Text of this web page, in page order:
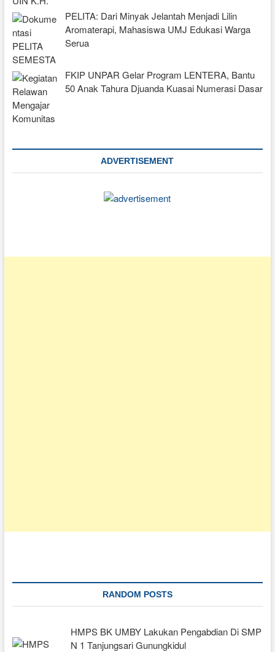
PELITA: Dari Minyak Jelantah Menjadi Lilin
Aromaterapi, Mahasiswa UMJ Edukasi Warga
Serua
FKIP UNPAR Gelar Program LENTERA, Bantu
50 Anak Tahura Djuanda Kuasai Numerasi Dasar
ADVERTISEMENT
RANDOM POSTS
HMPS BK UMBY Lakukan Pengabdian Di SMP
N 1 Tanjungsari Gunungkidul